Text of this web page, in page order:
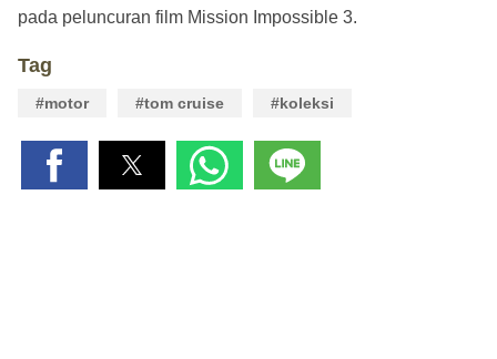
pada peluncuran film Mission Impossible 3.
Tag
#motor #tom cruise #koleksi